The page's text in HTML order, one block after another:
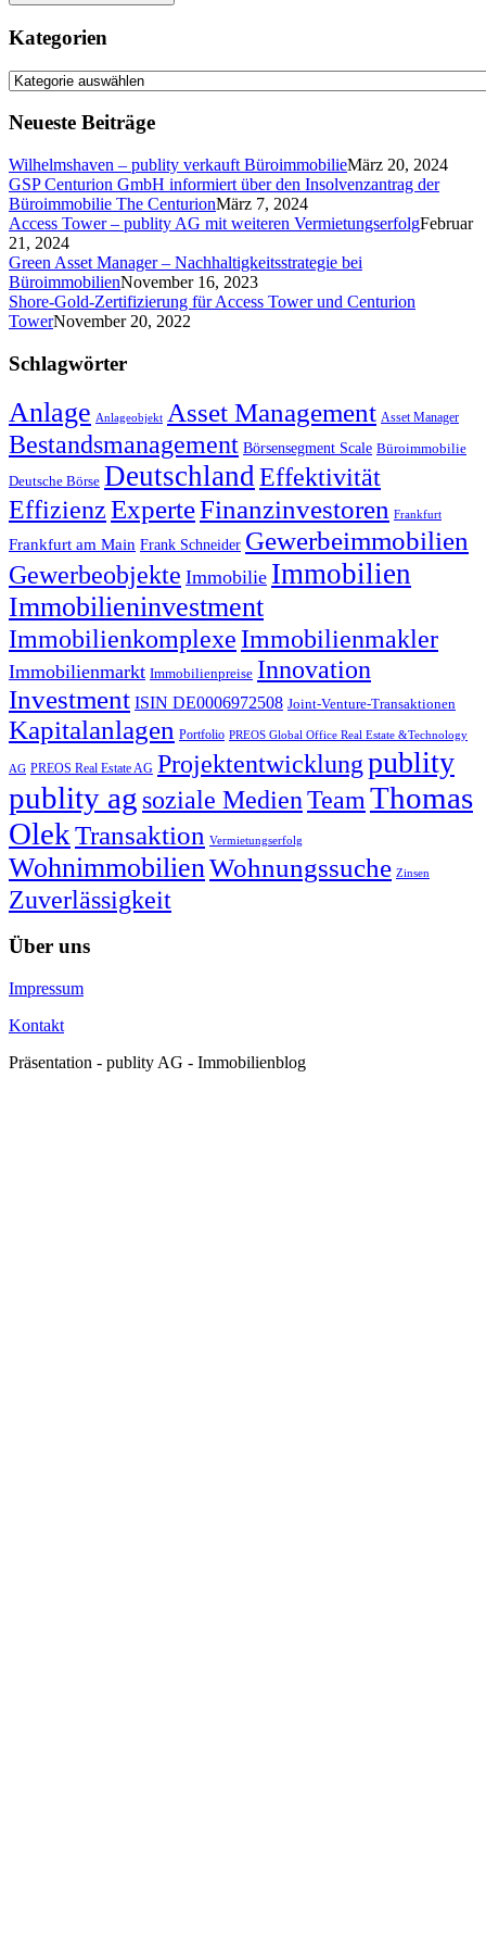
Kategorien
Kategorien
Neueste Beiträge
Wilhelmshaven – publity verkauft BüroimmobilieMärz 20, 2024
GSP Centurion GmbH informiert über den Insolvenzantrag der
Büroimmobilie The CenturionMärz 7, 2024
Access Tower – publity AG mit weiteren VermietungserfolgFebruar
21, 2024
Green Asset Manager – Nachhaltigkeitsstrategie bei
BüroimmobilienNovember 16, 2023
Shore-Gold-Zertifizierung für Access Tower und Centurion
TowerNovember 20, 2022
Schlagwörter
Anlage Anlageobjekt Asset Management Asset Manager
Bestandsmanagement Börsensegment Scale Büroimmobilie
Deutsche Börse Deutschland Effektivität
EffizienzExperteFinanzinvestoren Frankfurt
Frankfurt am Main Frank Schneider Gewerbeimmobilien
Gewerbeobjekte Immobilie Immobilien
Immobilieninvestment
Immobilienkomplexe Immobilienmakler
Immobilienmarkt Immobilienpreise Innovation
Investment ISIN DE0006972508 Joint-Venture-Transaktionen
Kapitalanlagen Portfolio PREOS Global Office Real Estate &Technology
AG PREOS Real Estate AG Projektentwicklungpublity
publity ag soziale MedienTeam Thomas
OlekTransaktion Vermietungserfolg
WohnimmobilienWohnungssuche Zinsen
Zuverlässigkeit
Über uns
Impressum
Kontakt
Präsentation - publity AG - Immobilienblog